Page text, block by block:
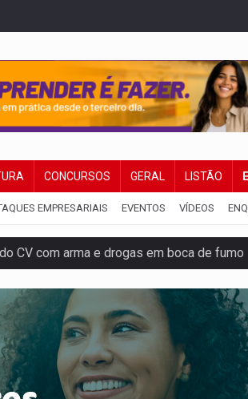
CONCURSOS GERAL LISTÃO
EMPRESARIAIS EVENTOS VÍDEOS
CV com arma e drogas em boca de fumo
durante exercício antiaéreo
CINEMAZÔNIA leva cinema amazônico a
calor intenso e tempo firme